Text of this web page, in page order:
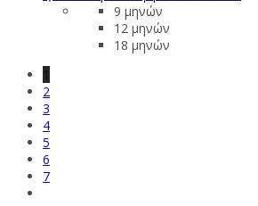
9 μηνών
12 μηνών
18 μηνών
1
2
3
4
5
6
7